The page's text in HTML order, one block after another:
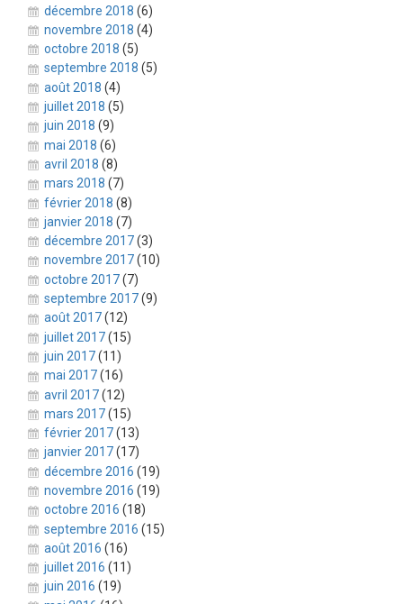
décembre 2018 (6)
novembre 2018 (4)
octobre 2018 (5)
septembre 2018 (5)
août 2018 (4)
juillet 2018 (5)
juin 2018 (9)
mai 2018 (6)
avril 2018 (8)
mars 2018 (7)
février 2018 (8)
janvier 2018 (7)
décembre 2017(3)
novembre 2017(10)
octobre 2017(7)
septembre 2017(9)
août 2017(12)
juillet 2017(15)
juin 2017(11)
mai 2017(16)
avril 2017(12)
mars 2017(15)
février 2017(13)
janvier 2017(17)
décembre 2016 (19)
novembre 2016 (19)
octobre 2016 (18)
septembre 2016 (15)
août 2016 (16)
juillet 2016 (11)
juin 2016 (19)